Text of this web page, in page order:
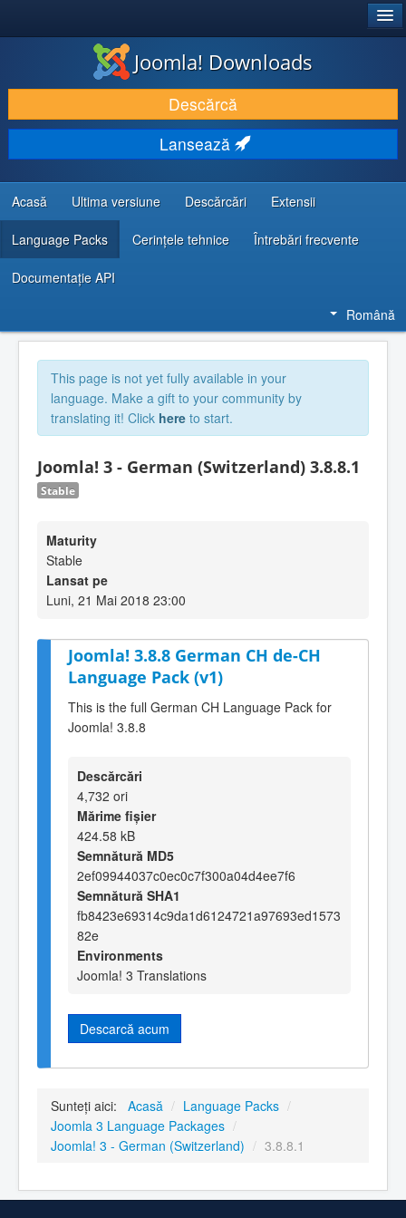
DESCARCĂ & ȘI EXTINDE
DESCOPERĂ & ÎNVAȚĂ
COMUNITATE & SUPORT
RESURSE DEZVOLTATORI
Joomla! Downloads
Descărcă
Lansează
Acasă Ultima versiune Descărcări Extensii
Language Packs Cerințele tehnice Întrebări frecvente
Documentaţie API
Română
This page is not yet fully available in your
language. Make a gift to your community by
translating it! Click here to start.
Joomla! 3 - German (Switzerland) 3.8.8.1
Stable
Maturity
Stable
Lansat pe
Luni, 21 Mai 2018 23:00
Joomla! 3.8.8 German CH de-CH
Language Pack (v1)
This is the full German CH Language Pack for
Joomla! 3.8.8
Descărcări
4,732 ori
Mărime fișier
424.58 kB
Semnătură MD5
2ef09944037c0ec0c7f300a04d4ee7f6
Semnătură SHA1
fb8423e69314c9da1d6124721a97693ed1573
82e
Environments
Joomla! 3 Translations
Descarcă acum
Sunteți aici: Acasă / Language Packs /
Joomla 3 Language Packages /
Joomla! 3 - German (Switzerland) / 3.8.8.1